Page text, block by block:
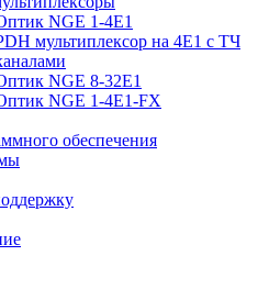
NGE 1-4E1
мультиплексор на 4Е1 с ТЧ
NGE 8-32E1
NGE 1-4E1-FX
обеспечения